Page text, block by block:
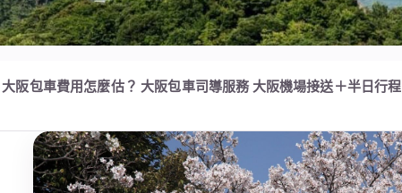
大阪包車費用怎麼估？ 大阪包車司導服務 大阪機場接送＋半日行程